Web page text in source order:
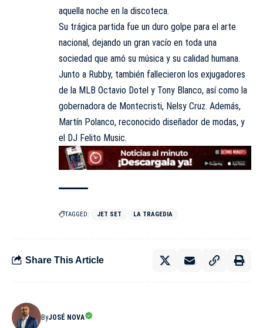
aquella noche en la discoteca.
Su trágica partida fue un duro golpe para el arte
nacional, dejando un gran vacío en toda una
sociedad que amó su música y su calidad humana.
Junto a Rubby, también fallecieron los exjugadores
de la MLB Octavio Dotel y Tony Blanco, así como la
gobernadora de Montecristi, Nelsy Cruz. Además,
Martín Polanco, reconocido diseñador de modas, y
el DJ Felito Music.
TAGGED: JET SET LA TRAGEDIA
Share This Article
ByJOSÉ NOVA